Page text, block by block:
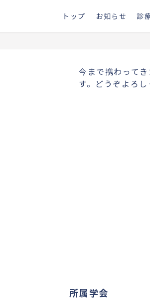
トップ お知らせ 診
今まで携わって
す。どうぞよろし
所属学会